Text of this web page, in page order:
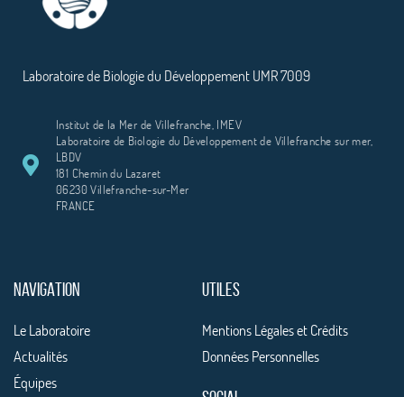
Laboratoire de Biologie du Développement UMR 7009
Institut de la Mer de Villefranche, IMEV
Laboratoire de Biologie du Développement de Villefranche sur mer,
LBDV
181 Chemin du Lazaret
06230 Villefranche-sur-Mer
FRANCE
NAVIGATION
Le Laboratoire
Actualités
Équipes
UTILES
Mentions Légales et Crédits
Données Personnelles